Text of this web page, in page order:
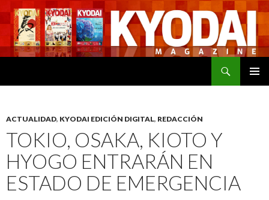
ACTUALIDAD, KYODAI EDICIÓN DIGITAL, REDACCIÓN
TOKIO, OSAKA, KIOTO Y
HYOGO ENTRARÁN EN
ESTADO DE EMERGENCIA